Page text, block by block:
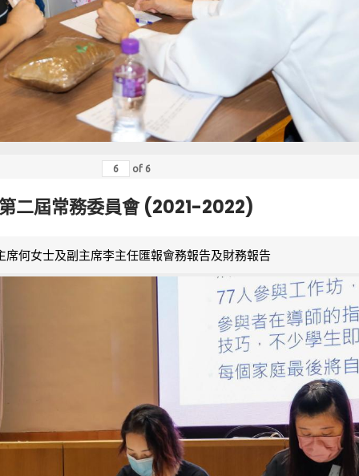
of 6
二屆常務委員會 (2021-2022)
席何女士及副主席李主任匯報會務報告及財務報告